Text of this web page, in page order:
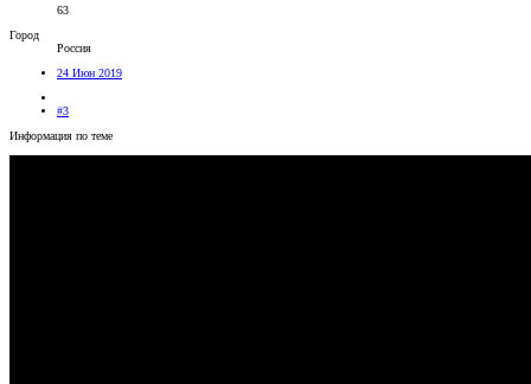
63
Город
Россия
24 Июн 2019
#3
Информация по теме